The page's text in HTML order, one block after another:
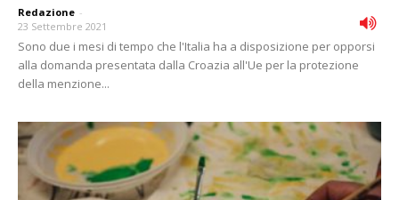
Redazione -
23 Settembre 2021
Sono due i mesi di tempo che l'Italia ha a disposizione per opporsi
alla domanda presentata dalla Croazia all'Ue per la protezione
della menzione...